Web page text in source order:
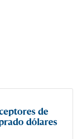
de
dólares